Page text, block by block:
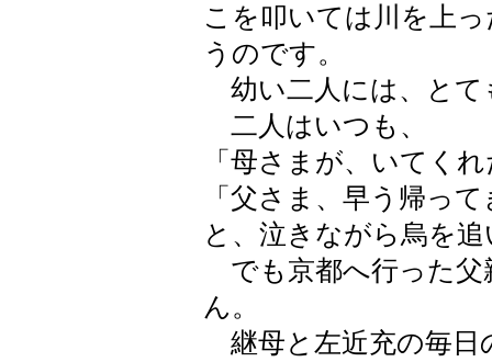
こを叩いては川を上
うのです。
幼い二人には、とて
二人はいつも、
「母さまが、いてく
「父さま、早う帰っ
と、泣きながら烏を
でも京都へ行った父
ん。
継母と左近充の毎日